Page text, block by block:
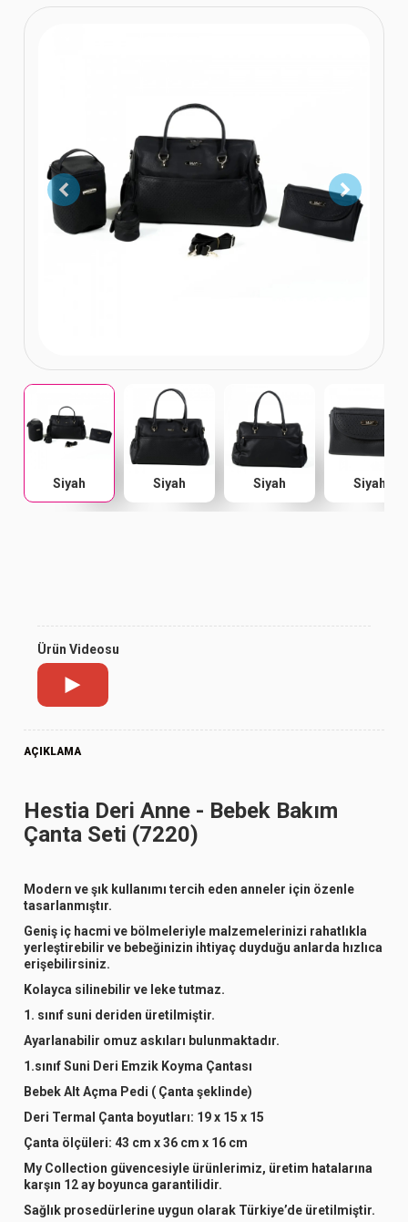
Siyah Siyah Siyah Siyah
Ürün Videosu
AÇIKLAMA
Hestia Deri Anne - Bebek Bakım
Çanta Seti (7220)
Modern ve şık kullanımı tercih eden anneler için özenle
tasarlanmıştır.
Geniş iç hacmi ve bölmeleriyle malzemelerinizi rahatlıkla
yerleştirebilir ve bebeğinizin ihtiyaç duyduğu anlarda hızlıca
erişebilirsiniz.
Kolayca silinebilir ve leke tutmaz.
1. sınıf suni deriden üretilmiştir.
Ayarlanabilir omuz askıları bulunmaktadır.
1.sınıf Suni Deri Emzik Koyma Çantası
Bebek Alt Açma Pedi ( Çanta şeklinde)
Deri Termal Çanta boyutları: 19 x 15 x 15
Çanta ölçüleri: 43 cm x 36 cm x 16 cm
My Collection güvencesiyle ürünlerimiz, üretim hatalarına
karşın 12 ay boyunca garantilidir.
Sağlık prosedürlerine uygun olarak Türkiye’de üretilmiştir.